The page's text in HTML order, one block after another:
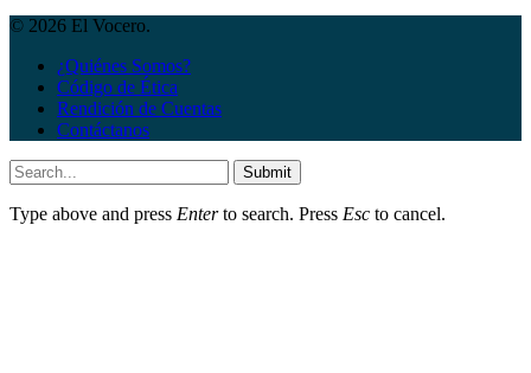
© 2026 El Vocero.
¿Quiénes Somos?
Código de Ética
Rendición de Cuentas
Contáctanos
Submit
Type above and press Enterto search. Press Esc to cancel.